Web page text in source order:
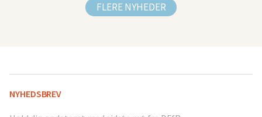
FLERE NYHEDER
NYHEDSBREV